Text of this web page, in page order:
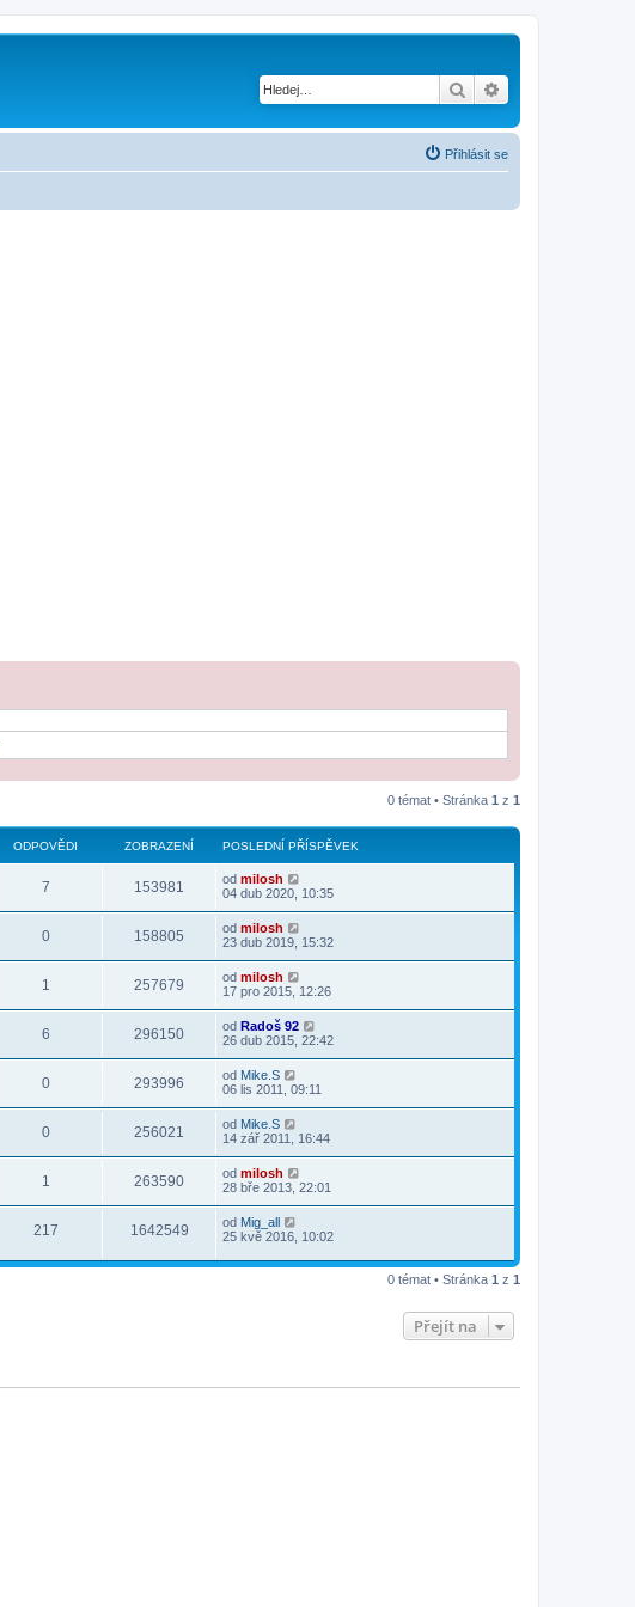
Hledat
Přihlásit se
0 témat • Stránka 1 z 1
ODPOVĚDI ZOBRAZENÍ POSLEDNÍ PŘÍSPĚVEK
7 153981 od milosh
04 dub 2020, 10:35
0 158805 od milosh
23 dub 2019, 15:32
1 257679 od milosh
17 pro 2015, 12:26
6 296150 od Radoš 92
26 dub 2015, 22:42
0 293996 od Mike.S
06 lis 2011, 09:11
0 256021 od Mike.S
14 zář 2011, 16:44
1 263590 od milosh
28 bře 2013, 22:01
217 1642549 od Mig_all
25 kvě 2016, 10:02
0 témat • Stránka 1 z 1
Přejít na